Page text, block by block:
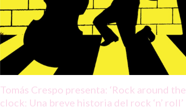
Tomás Crespo presenta: ‘Rock around the
clock: Una breve historia del rock ‘n’ roll’